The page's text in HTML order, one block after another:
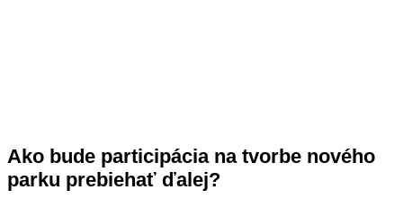
Ako bude participácia na tvorbe nového
parku prebiehať ďalej?